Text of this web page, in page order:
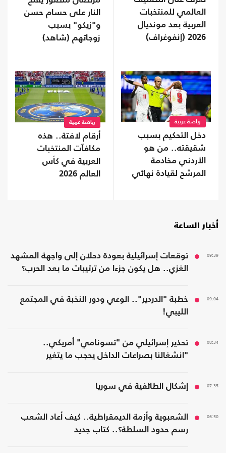
العالمي للمنتخبات
العربية بعد مونديال
2026 (إنفوغراف)
النار على حسام حسن
و"زيكو" بسبب
زوجاتهم (شاهد)
رياضة عربية
دخل التحكيم بسبب
شقيقته.. من هو
الأردني مخادمة
المرشح لقيادة نهائي
رياضة عربية
أرقام لافتة.. هذه
مكافآت المنتخبات
العربية في كأس
العالم 2026
أخبار الساعة
09:39
توقعات إسرائيلية بعودة دحلان إلى واجهة المشهد
الغزي.. هل يكون جزءا من ترتيبات ما بعد الحرب؟
09:04
خطبة "الدردير".. الوعي ودور النخبة في المجتمع
الليبي!
08:34
تحذير إسرائيلي من "تسونامي" أمريكي..
"انشغالنا بصراعات الداخل يحجب ما يتغير
07:35 إشكال الطائفية في سوريا
06:50
الشعبوية وأزمة الديمقراطية.. كيف أعاد الشعب
رسم حدود السلطة؟.. كتاب جديد